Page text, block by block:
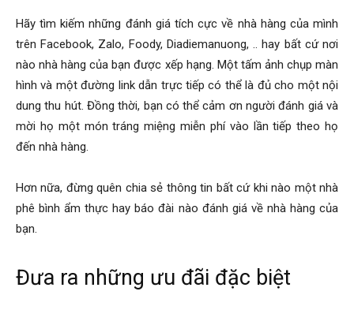
Hãy tìm kiếm những đánh giá tích cực về nhà hàng của mình
trên Facebook, Zalo, Foody, Diadiemanuong, .. hay bất cứ nơi
nào nhà hàng của bạn được xếp hạng. Một tấm ảnh chụp màn
hình và một đường link dẫn trực tiếp có thể là đủ cho một nội
dung thu hút. Đồng thời, bạn có thể cảm ơn người đánh giá và
mời họ một món tráng miệng miễn phí vào lần tiếp theo họ
đến nhà hàng.
Hơn nữa, đừng quên chia sẻ thông tin bất cứ khi nào một nhà
phê bình ẩm thực hay báo đài nào đánh giá về nhà hàng của
bạn.
Đưa ra những ưu đãi đặc biệt